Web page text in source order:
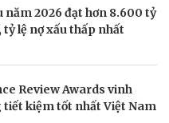
năm 2026 đạt hơn 8.600 tỷ
lệ nợ xấu thấp nhất
Review Awards vinh
tiết kiệm tốt nhất Việt Nam